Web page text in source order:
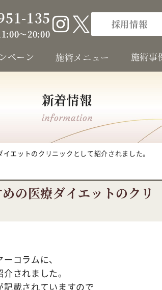
135
～20:00
採用情報
ペーン 施術メニュー 施術事
新着情報
エットのクリニックとして紹介されました。
の医療ダイエットのクリ
コラムに、
されました。
載されていますので